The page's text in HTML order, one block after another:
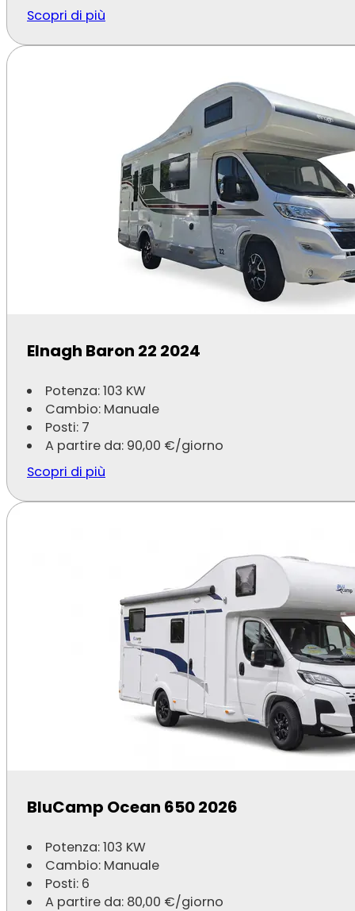
Scopri di più
Elnagh Baron 22 2024
Potenza: 103 KW
Cambio: Manuale
Posti: 7
A partire da: 90,00 €/giorno
Scopri di più
BluCamp Ocean 650 2026
Potenza: 103 KW
Cambio: Manuale
Posti: 6
A partire da: 80,00 €/giorno